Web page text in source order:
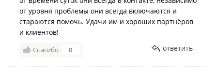
от уровня проблемы они всегда включаются и
стараются помочь. Удачи им и хороших партнёров
и клиентов!
Спасибо 0 ответить